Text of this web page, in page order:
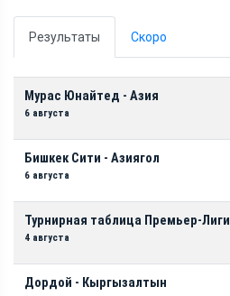
Результаты Скоро
Мурас Юнайтед - Азия
6 августа
Бишкек Сити - Азиягол
6 августа
Турнирная таблица Премьер-Лиги
4 августа
Дордой - Кыргызалтын